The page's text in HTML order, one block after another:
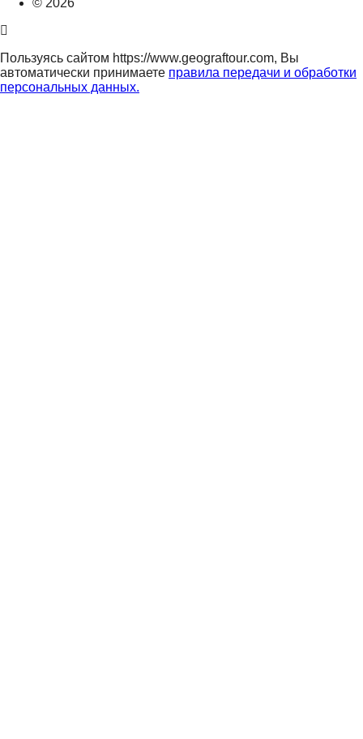
© 2026
Пользуясь сайтом https://www.geograftour.com, Вы
автоматически принимаете правила передачи и обработки
персональных данных.